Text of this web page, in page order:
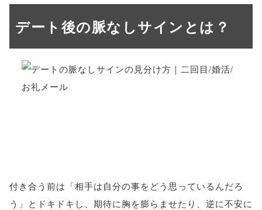
デート後の脈なしサインとは？
付き合う前は「相手は自分の事をどう思っているんだろ
う」とドキドキし、期待に胸を膨らませたり、逆に不安に